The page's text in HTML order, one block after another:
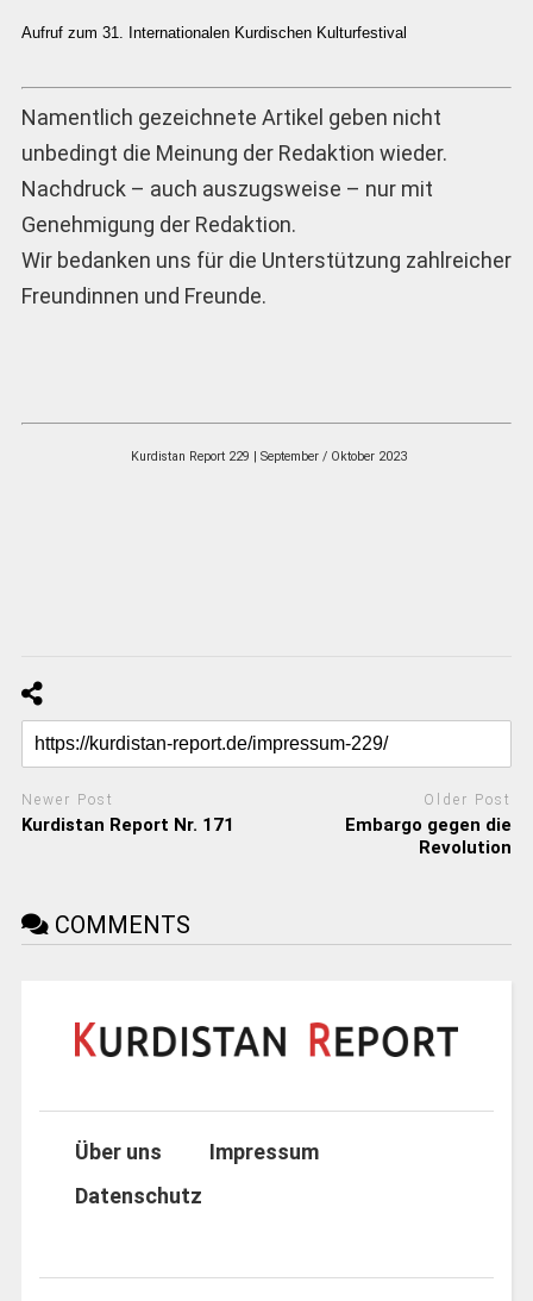
Aufruf zum 31. Internationalen Kurdischen Kulturfestival
Namentlich gezeichnete Artikel geben nicht
unbedingt die Meinung der Redaktion wieder.
Nachdruck – auch auszugsweise – nur mit
Genehmigung der Redaktion.
Wir bedanken uns für die Unterstützung zahlreicher
Freundinnen und Freunde.
Kurdistan Report 229 | September / Oktober 2023
Newer Post
Kurdistan Report Nr. 171
Older Post
Embargo gegen die
Revolution
COMMENTS
Über uns
Impressum
Datenschutz